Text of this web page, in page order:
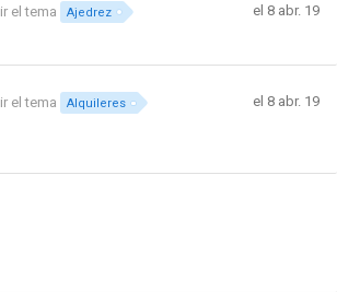
el tema Ajedrez el 8 abr. 19
el tema Alquileres el 8 abr. 19